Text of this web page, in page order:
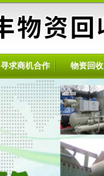
寻求商机合作 物资回收